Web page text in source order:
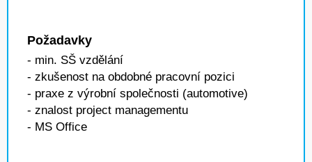
Požadavky
- min. SŠ vzdělání
- zkušenost na obdobné pracovní pozici
- praxe z výrobní společnosti (automotive)
- znalost project managementu
- MS Office